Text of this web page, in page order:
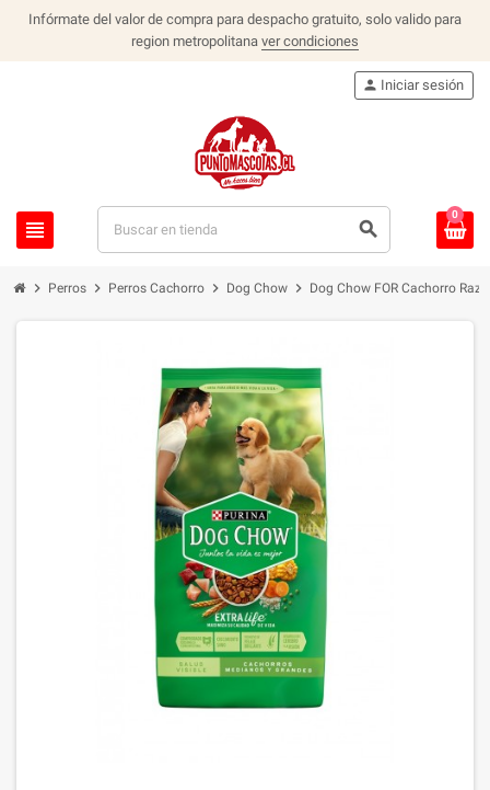
Infórmate del valor de compra para despacho gratuito, solo valido para
region metropolitana ver condiciones
view_headline search
person Iniciar sesión
0
chevron_right Perros chevron_right Perros Cachorro chevron_right Dog Chow chevron_right Dog Chow FOR Cachorro